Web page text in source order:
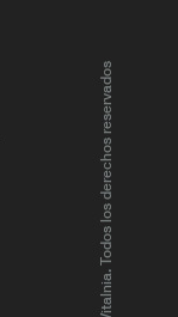
@2026 Vitalnia. Todos los derechos reservados